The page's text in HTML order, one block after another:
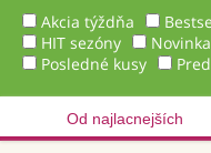
Akcia týždňa
HIT sezóny
Novinka
Posledné kusy
Od najlacnejších